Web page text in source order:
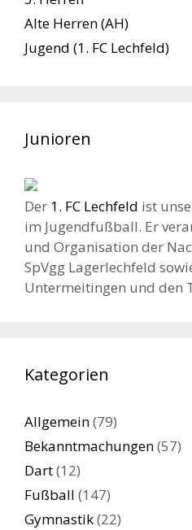
Alte Herren (AH)
Jugend (1. FC Lechfeld)
Junioren
Der 1. FC Lechfeld ist
im Jugendfußball. Er
und Organisation der
SpVgg Lagerlechfeld
Untermeitingen und den
Kategorien
Allgemein(79)
Bekanntmachungen(57)
Dart(12)
Fußball (147)
Gymnastik(22)